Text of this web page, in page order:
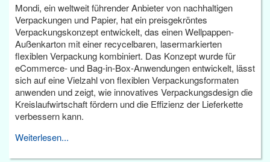
Mondi, ein weltweit führender Anbieter von nachhaltigen
Verpackungen und Papier, hat ein preisgekröntes
Verpackungskonzept entwickelt, das einen Wellpappen-
Außenkarton mit einer recycelbaren, lasermarkierten
flexiblen Verpackung kombiniert. Das Konzept wurde für
eCommerce- und Bag-in-Box-Anwendungen entwickelt, lässt
sich auf eine Vielzahl von flexiblen Verpackungsformaten
anwenden und zeigt, wie innovatives Verpackungsdesign die
Kreislaufwirtschaft fördern und die Effizienz der Lieferkette
verbessern kann.
Weiterlesen...